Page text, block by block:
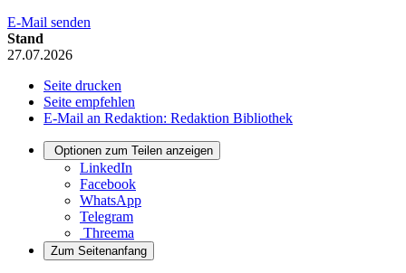
E-Mail senden
Stand
27.07.2026
Seite drucken
Seite empfehlen
E-Mail an Redaktion: Redaktion Bibliothek
Optionen zum Teilen anzeigen
LinkedIn
Facebook
WhatsApp
Telegram
Threema
Zum Seitenanfang